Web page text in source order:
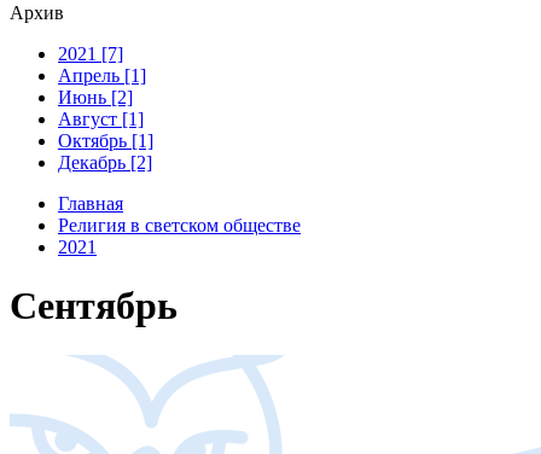
Архив
2021 [7]
Апрель [1]
Июнь [2]
Август [1]
Октябрь [1]
Декабрь [2]
Главная
Религия в светском обществе
2021
Сентябрь